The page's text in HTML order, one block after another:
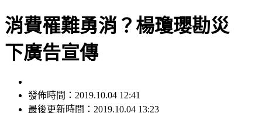
消費罹難勇消？楊瓊瓔勘災
下廣告宣傳
最後更新時間：2019.10.04 13:23